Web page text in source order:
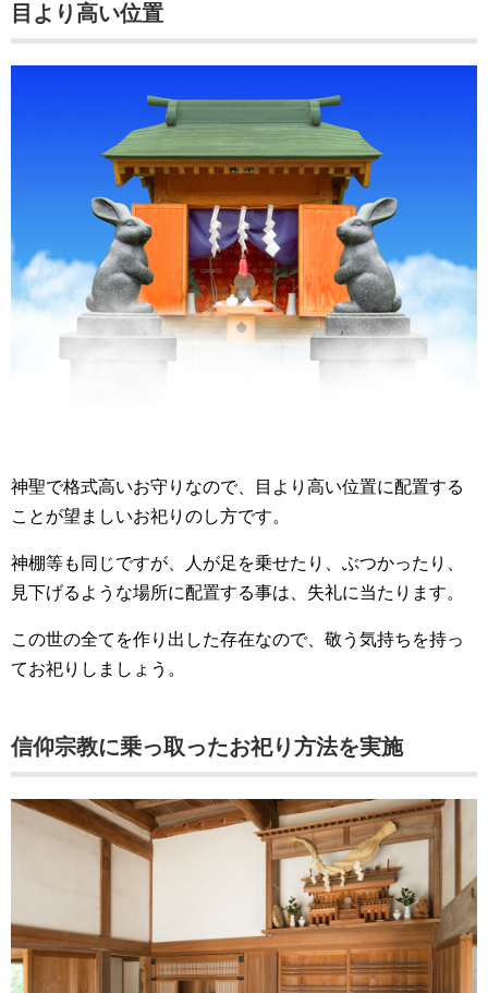
目より高い位置
神聖で格式高いお守りなので、目より高い位置に配置する
ことが望ましいお祀りのし方です。
神棚等も同じですが、人が足を乗せたり、ぶつかったり、
見下げるような場所に配置する事は、失礼に当たります。
この世の全てを作り出した存在なので、敬う気持ちを持っ
てお祀りしましょう。
信仰宗教に乗っ取ったお祀り方法を実施